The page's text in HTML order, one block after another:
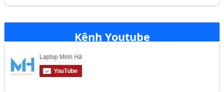
Kênh Youtube